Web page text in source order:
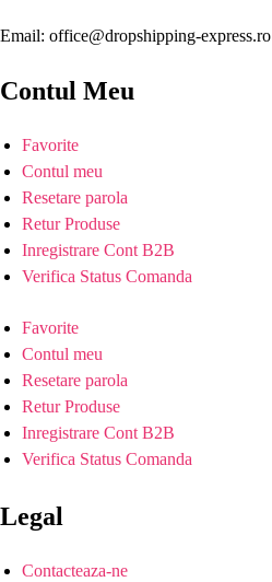
Email: office@dropshipping-express.ro
Contul Meu
Favorite
Contul meu
Resetare parola
Retur Produse
Inregistrare Cont B2B
Verifica Status Comanda
Favorite
Contul meu
Resetare parola
Retur Produse
Inregistrare Cont B2B
Verifica Status Comanda
Legal
Contacteaza-ne